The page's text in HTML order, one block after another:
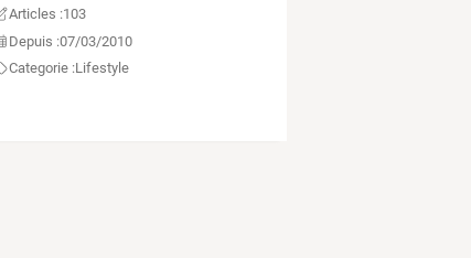
Articles :103
Depuis :07/03/2010
Categorie :Lifestyle